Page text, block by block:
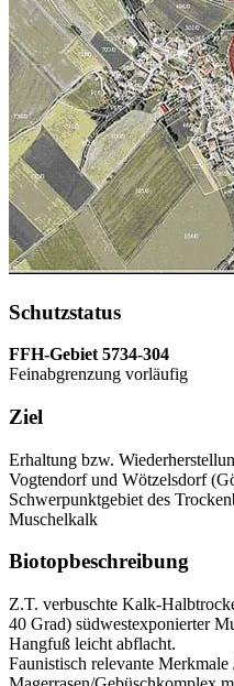
Schutzstatus
FFH-Gebiet 5734-304
Feinabgrenzung vorläufig
Ziel
Erhaltung bzw.
Vogtendorf und Wötzelsdorf
Schwerpunktgebiet des
Muschelkalk
Biotopbeschreibung
Z.T. verbuschte Kalk-
40 Grad) südwestexponierter
Hangfuß leicht abflacht.
Faunistisch relevante